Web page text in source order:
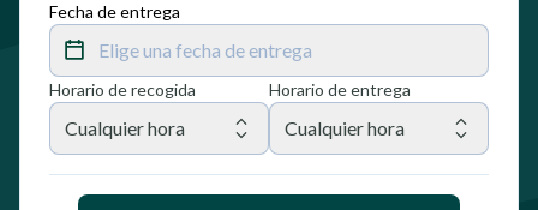
Fecha de entrega
Elige una fecha de entrega
Horario de recogida
Cualquier hora
Horario de entrega
Cualquier hora